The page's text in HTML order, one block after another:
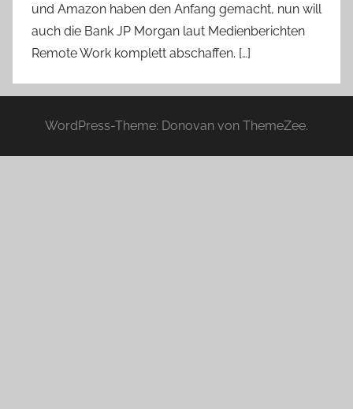
und Amazon haben den Anfang gemacht, nun will
auch die Bank JP Morgan laut Medienberichten
Remote Work komplett abschaffen. […]
WordPress-Theme: Donovan von ThemeZee.